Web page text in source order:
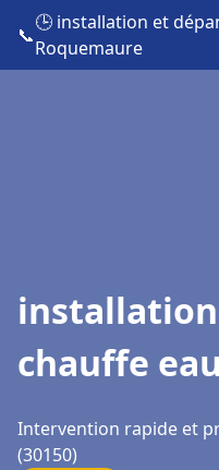
📞
🕒 installation et
Roquemaure
chauffe
Intervention rapide et
(30150)